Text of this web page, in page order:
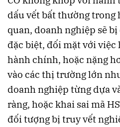
dấu vết bất thường trong
quan, doanh nghiệp sẽ
đặc biệt, đối mặt với
hành chính, hoặc nặng
vào các thị trường lớn
doanh nghiệp từng dựa
ràng, hoặc khai sai mã
đối tượng bị truy vết